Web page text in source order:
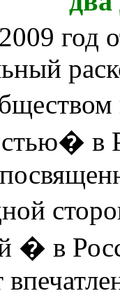
год
в
� в